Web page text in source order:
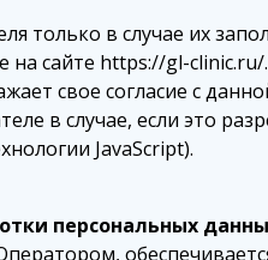
только в случае их
сайте https://gl-
свое согласие с
в случае, если это
JavaScript).
персональных